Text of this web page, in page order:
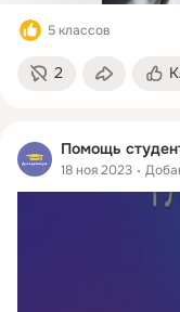
5 классов
2
Помощь
18 ноя 2023